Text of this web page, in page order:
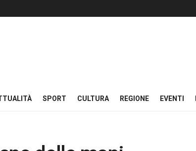
SPORT CULTURA REGIONE EVENTI